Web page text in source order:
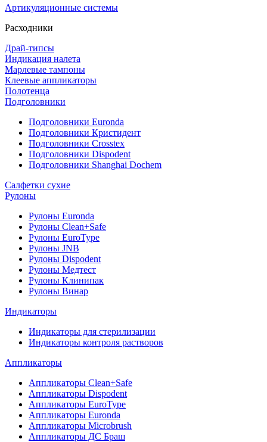
Артикуляционные системы
Расходники
Драй-типсы
Индикация налета
Марлевые тампоны
Клеевые аппликаторы
Полотенца
Подголовники
Подголовники Euronda
Подголовники Кристидент
Подголовники Crosstex
Подголовники Dispodent
Подголовники Shanghai Dochem
Салфетки сухие
Рулоны
Рулоны Euronda
Рулоны Clean+Safe
Рулоны EuroType
Рулоны JNB
Рулоны Dispodent
Рулоны Медтест
Рулоны Клинипак
Рулоны Винар
Индикаторы
Индикаторы для стерилизации
Индикаторы контроля растворов
Аппликаторы
Аппликаторы Clean+Safe
Аппликаторы Dispodent
Аппликаторы EuroType
Аппликаторы Euronda
Аппликаторы Microbrush
Аппликаторы ДС Браш